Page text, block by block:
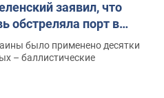
заявил, что
обстреляла порт в
было применено десятки
– баллистические